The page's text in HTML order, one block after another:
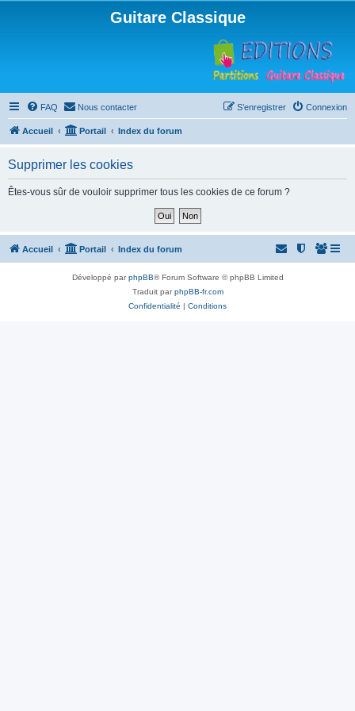
Guitare Classique
FAQ Nous contacter Connexion
S’enregistrer
Accueil Portail Index du forum
Supprimer les cookies
Êtes-vous sûr de vouloir supprimer tous les cookies de ce forum ?
Accueil Portail Index du forum
Développé parphpBB® Forum Software © phpBB Limited
Traduit parphpBB-fr.com
Confidentialité | Conditions